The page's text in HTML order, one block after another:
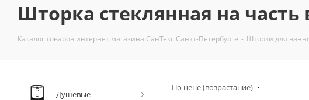
Шторка стеклянная на
Каталог товаров интернет магазина СанТекс Санкт-Петербурге - Шторки для
По цене (возрастание)
Душевые